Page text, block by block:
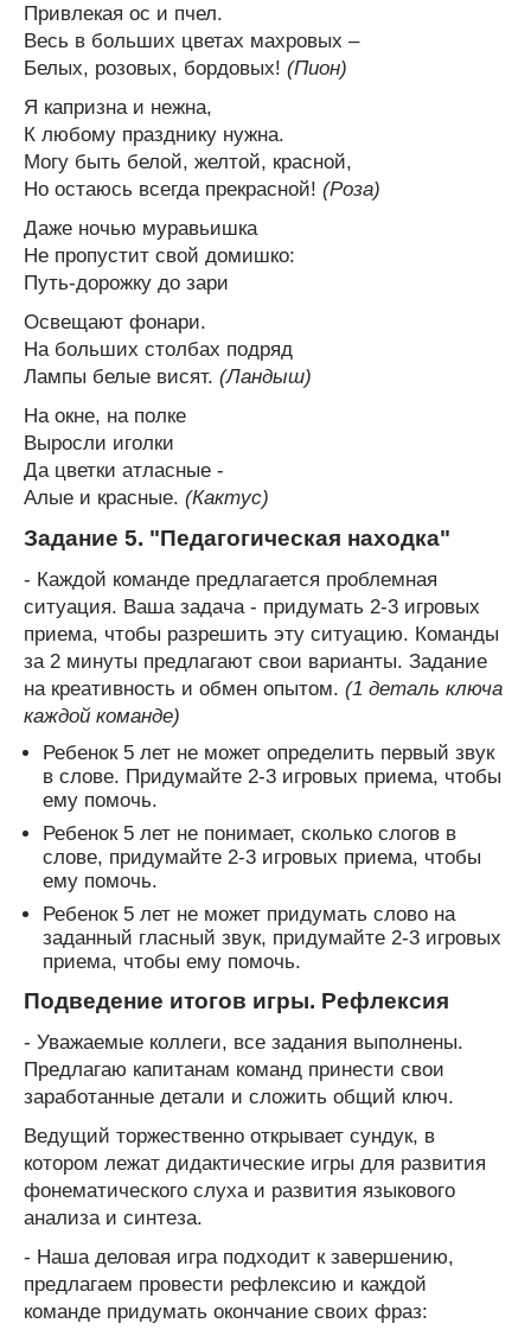
Привлекая ос и пчел.
Весь в больших цветах махровых –
Белых, розовых, бордовых! (Пион)
Я капризна и нежна,
К любому празднику нужна.
Могу быть белой, желтой, красной,
Но остаюсь всегда прекрасной! (Роза)
Даже ночью муравьишка
Не пропустит свой домишко:
Путь-дорожку до зари
Освещают фонари.
На больших столбах подряд
Лампы белые висят. (Ландыш)
На окне, на полке
Выросли иголки
Да цветки атласные -
Алые и красные. (Кактус)
Задание 5. "Педагогическая находка"
- Каждой команде предлагается проблемная
ситуация. Ваша задача - придумать 2-3 игровых
приема, чтобы разрешить эту ситуацию. Команды
за 2 минуты предлагают свои варианты. Задание
на креативность и обмен опытом. (1 деталь ключа
каждой команде)
Ребенок 5 лет не может определить первый звук
в слове. Придумайте 2-3 игровых приема, чтобы
ему помочь.
Ребенок 5 лет не понимает, сколько слогов в
слове, придумайте 2-3 игровых приема, чтобы
ему помочь.
Ребенок 5 лет не может придумать слово на
заданный гласный звук, придумайте 2-3 игровых
приема, чтобы ему помочь.
Подведение итогов игры. Рефлексия
- Уважаемые коллеги, все задания выполнены.
Предлагаю капитанам команд принести свои
заработанные детали и сложить общий ключ.
Ведущий торжественно открывает сундук, в
котором лежат дидактические игры для развития
фонематического слуха и развития языкового
анализа и синтеза.
- Наша деловая игра подходит к завершению,
предлагаем провести рефлексию и каждой
команде придумать окончание своих фраз: